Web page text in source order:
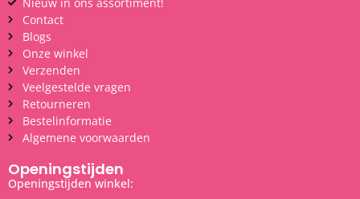
Contact
Blogs
Onze winkel
Verzenden
Veelgestelde vragen
Retourneren
Bestelinformatie
Algemene voorwaarden
Openingstijden
Openingstijden winkel: